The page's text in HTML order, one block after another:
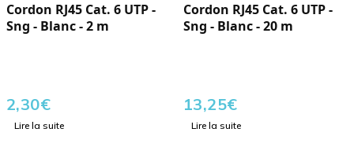
Cordon RJ45 Cat. 6 UTP -
Sng - Blanc - 2 m
2,30€
Lire la suite
Cordon RJ45 Cat. 6 UTP -
Sng - Blanc - 20 m
13,25€
Lire la suite